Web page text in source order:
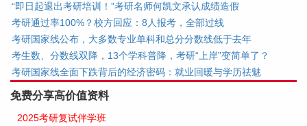
“即日起退出考研培训！”考研名师何凯文承认成绩造假
考研通过率100%？校方回应：8人报考，全部过线
考研国家线公布，大多数专业单科和总分分数线低于去年
考生数、分数线双降，13个学科普降，考研“上岸”变简单了？
考研国家线全面下跌背后的经济密码：就业回暖与学历祛魅
免费分享高价值资料
2025考研复试伴学班